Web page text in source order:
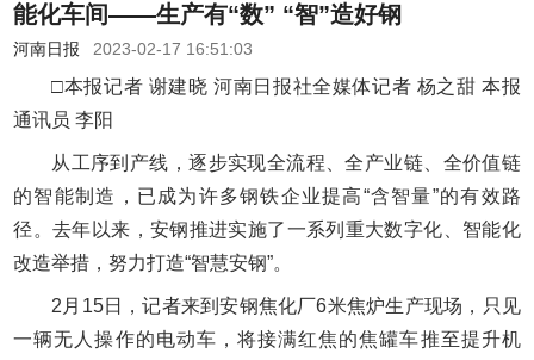
能化车间——生产有“数” “智”造好钢
河南日报 2023-02-17 16:51:03
□本报记者 谢建晓 河南日报社全媒体记者 杨之甜 本报
通讯员 李阳
从工序到产线，逐步实现全流程、全产业链、全价值链
的智能制造，已成为许多钢铁企业提高“含智量”的有效路
径。去年以来，安钢推进实施了一系列重大数字化、智能化
改造举措，努力打造“智慧安钢”。
2月15日，记者来到安钢焦化厂6米焦炉生产现场，只见
一辆无人操作的电动车，将接满红焦的焦罐车推至提升机